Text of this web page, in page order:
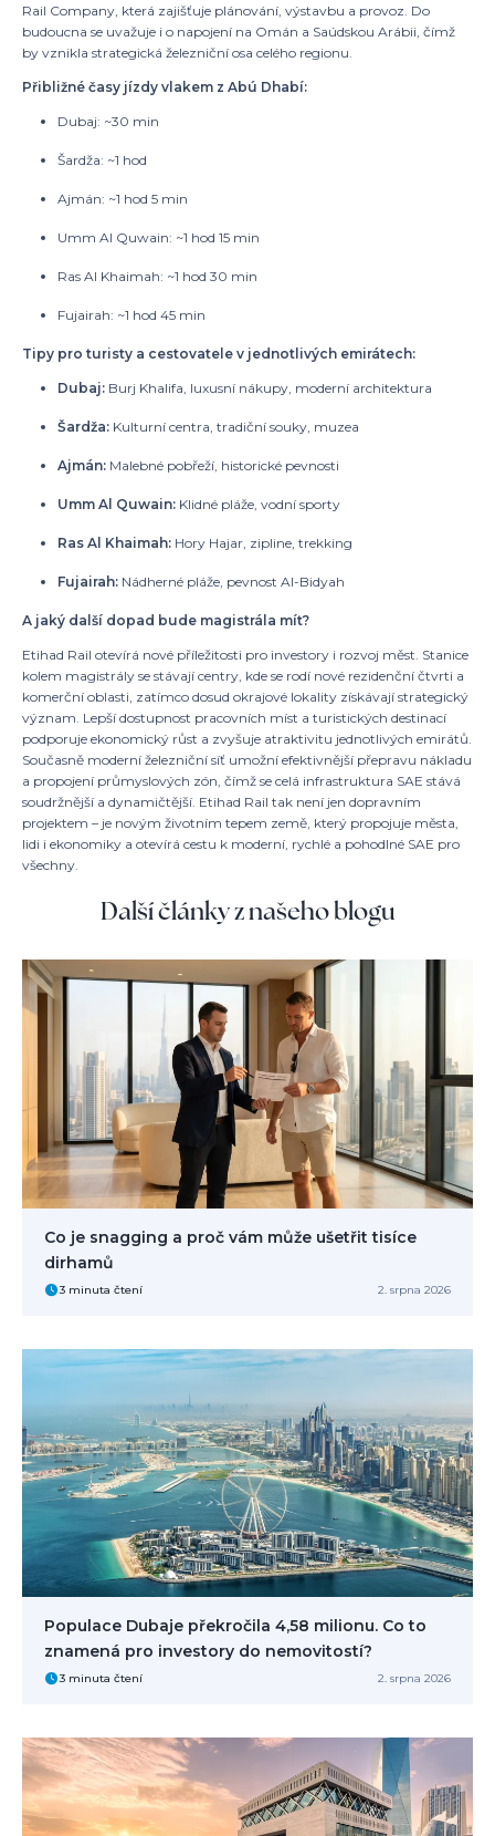
Rail Company, která zajišťuje plánování, výstavbu a provoz. Do
budoucna se uvažuje i o napojení na Omán a Saúdskou Arábii, čímž
by vznikla strategická železniční osa celého regionu.
Přibližné časy jízdy vlakem z Abú Dhabí:
Dubaj: ~30 min
Šardža: ~1 hod
Ajmán: ~1 hod 5 min
Umm Al Quwain: ~1 hod 15 min
Ras Al Khaimah: ~1 hod 30 min
Fujairah: ~1 hod 45 min
Tipy pro turisty a cestovatele v jednotlivých emirátech:
Dubaj: Burj Khalifa, luxusní nákupy, moderní architektura
Šardža: Kulturní centra, tradiční souky, muzea
Ajmán: Malebné pobřeží, historické pevnosti
Umm Al Quwain: Klidné pláže, vodní sporty
Ras Al Khaimah: Hory Hajar, zipline, trekking
Fujairah: Nádherné pláže, pevnost Al-Bidyah
A jaký další dopad bude magistrála mít?
Etihad Rail otevírá nové příležitosti pro investory i rozvoj měst. Stanice
kolem magistrály se stávají centry, kde se rodí nové rezidenční čtvrti a
komerční oblasti, zatímco dosud okrajové lokality získávají strategický
význam. Lepší dostupnost pracovních míst a turistických destinací
podporuje ekonomický růst a zvyšuje atraktivitu jednotlivých emirátů.
Současně moderní železniční síť umožní efektivnější přepravu nákladu
a propojení průmyslových zón, čímž se celá infrastruktura SAE stává
soudržnější a dynamičtější. Etihad Rail tak není jen dopravním
projektem – je novým životním tepem země, který propojuje města,
lidi i ekonomiky a otevírá cestu k moderní, rychlé a pohodlné SAE pro
všechny.
Další články z našeho blogu
Co je snagging a proč vám může ušetřit tisíce
dirhamů
3 minuta čtení 2. srpna 2026
Populace Dubaje překročila 4,58 milionu. Co to
znamená pro investory do nemovitostí?
3 minuta čtení 2. srpna 2026